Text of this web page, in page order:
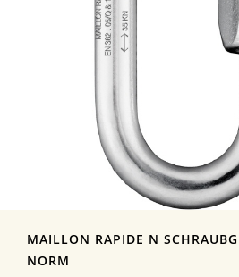
MAILLON RAPIDE N
NORM